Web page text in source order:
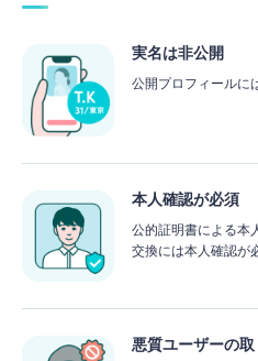
実名は非公開
公開プロフィールに
本人確認が必須
公的証明書による本
交換には本人確認が
悪質ユーザーの取